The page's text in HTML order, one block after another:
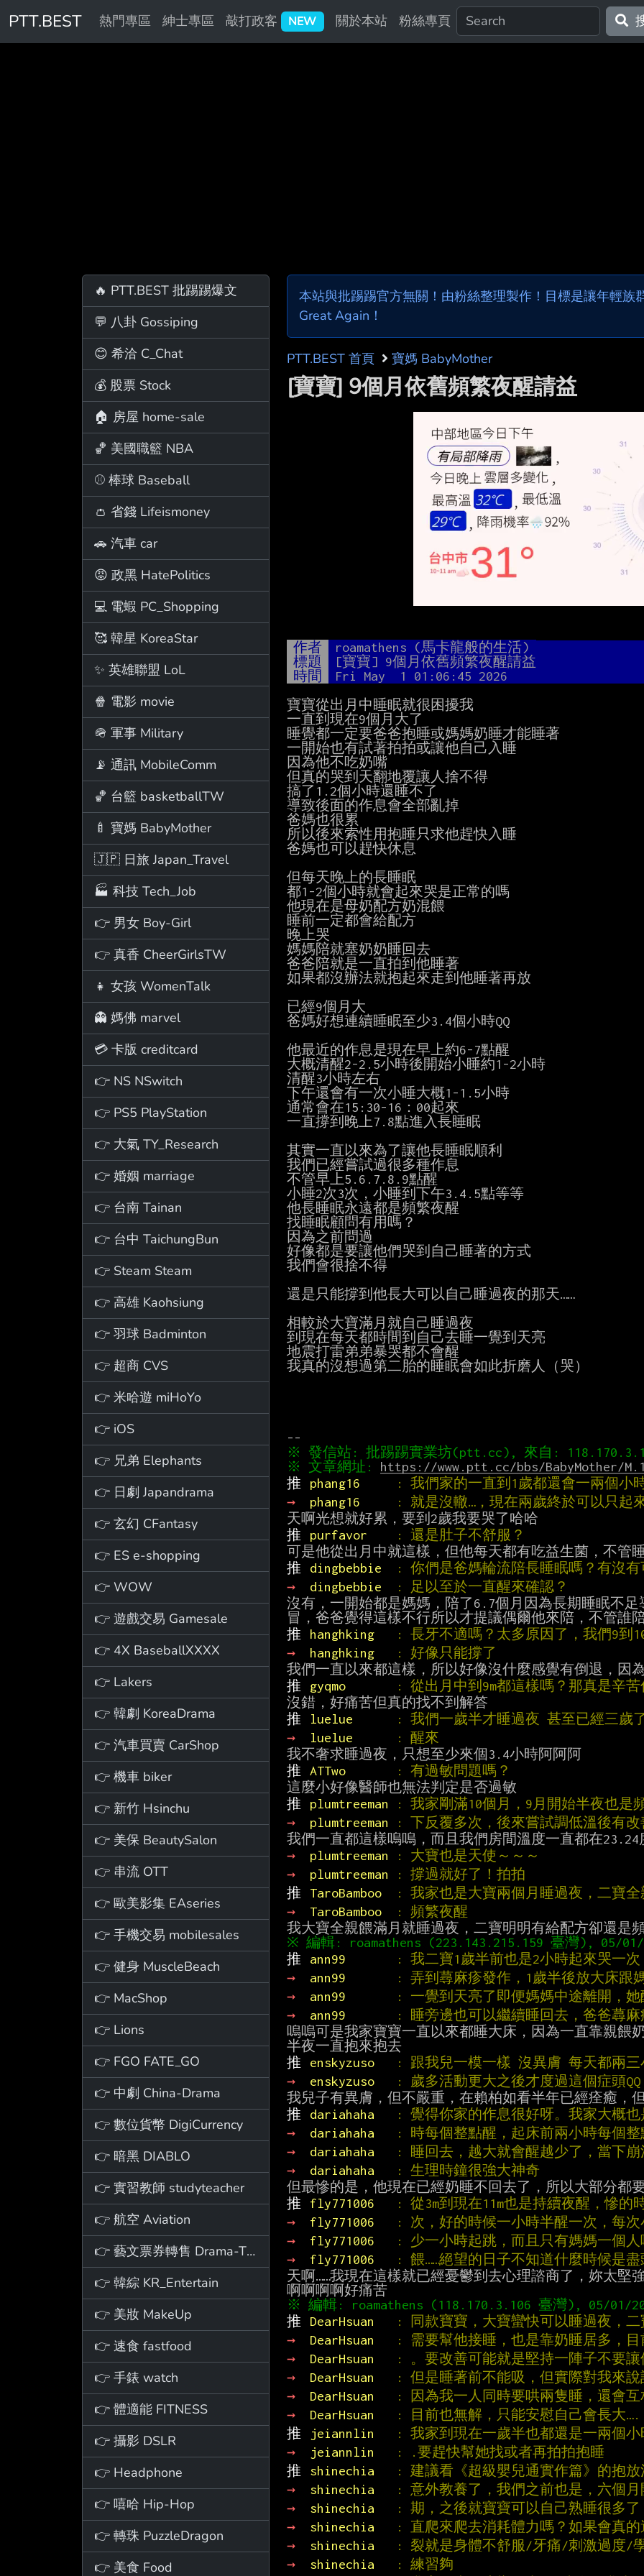
PTT.BEST 熱門專區 紳士專區 敲打政客 NEW 關於本站 粉絲專頁
🔥 PTT.BEST 批踢踢爆文
💬 八卦 Gossiping
😊 希洽 C_Chat
💰 股票 Stock
🏠 房屋 home-sale
🏀 美國職籃 NBA
⚾ 棒球 Baseball
👛 省錢 Lifeismoney
🚗 汽車 car
😡 政黑 HatePolitics
💻 電蝦 PC_Shopping
🥰 韓星 KoreaStar
✨ 英雄聯盟 LoL
🍿 電影 movie
🪖 軍事 Military
📡 通訊 MobileComm
🏀 台籃 basketballTW
🍼 寶媽 BabyMother
🇯🇵 日旅 Japan_Travel
🏭 科技 Tech_Job
👉 男女 Boy-Girl
👉 真香 CheerGirlsTW
👧 女孩 WomenTalk
👻 媽佛 marvel
💳 卡版 creditcard
👉 NS NSwitch
👉 PS5 PlayStation
👉 大氣 TY_Research
👉 婚姻 marriage
👉 台南 Tainan
👉 台中 TaichungBun
👉 Steam Steam
👉 高雄 Kaohsiung
👉 羽球 Badminton
👉 超商 CVS
👉 米哈遊 miHoYo
👉 iOS
👉 兄弟 Elephants
👉 日劇 Japandrama
👉 玄幻 CFantasy
👉 ES e-shopping
👉 WOW
👉 遊戲交易 Gamesale
👉 4X BaseballXXXX
👉 Lakers
👉 韓劇 KoreaDrama
👉 汽車買賣 CarShop
👉 機車 biker
👉 新竹 Hsinchu
👉 美保 BeautySalon
👉 串流 OTT
👉 歐美影集 EAseries
👉 手機交易 mobilesales
👉 健身 MuscleBeach
👉 MacShop
👉 Lions
👉 FGO FATE_GO
👉 中劇 China-Drama
👉 數位貨幣 DigiCurrency
👉 暗黑 DIABLO
👉 實習教師 studyteacher
👉 航空 Aviation
👉 藝文票券轉售 Drama-Ticket
👉 韓綜 KR_Entertain
👉 美妝 MakeUp
👉 速食 fastfood
👉 手錶 watch
👉 體適能 FITNESS
👉 攝影 DSLR
👉 Headphone
👉 嘻哈 Hip-Hop
👉 轉珠 PuzzleDragon
👉 美食 Food
本站與批踢踢官方無關！由粉絲整理製作！目標是讓年輕族
Great Again！
PTT.BEST 首頁 寶媽 BabyMother
[寶寶] 9個月依舊頻繁夜醒請益
作者 roamathens (馬卡龍般的生活)
標題
[寶寶] 9個月依舊頻繁夜醒請益
時間
Fri May  1 01:06:45 2026
寶寶從出月中睡眠就很困擾我
一直到現在9個月大了
睡覺都一定要爸爸抱睡或媽媽奶睡才能睡著
一開始也有試著拍拍或讓他自己入睡
因為他不吃奶嘴
但真的哭到天翻地覆讓人捨不得
搞了1.2個小時還睡不了
導致後面的作息會全部亂掉
爸媽也很累
所以後來索性用抱睡只求他趕快入睡
爸媽也可以趕快休息
但每天晚上的長睡眠
都1-2個小時就會起來哭是正常的嗎
他現在是母奶配方奶混餵
睡前一定都會給配方
晚上哭
媽媽陪就塞奶奶睡回去
爸爸陪就是一直拍到他睡著
如果都沒辦法就抱起來走到他睡著再放
已經9個月大
爸媽好想連續睡眠至少3.4個小時QQ
他最近的作息是現在早上約6-7點醒
大概清醒2-2.5小時後開始小睡約1-2小時
清醒3小時左右
下午還會有一次小睡大概1-1.5小時
通常會在15:30-16：00起來
一直撐到晚上7.8點進入長睡眠
其實一直以來為了讓他長睡眠順利
我們已經嘗試過很多種作息
不管早上5.6.7.8.9點醒
小睡2次3次，小睡到下午3.4.5點等等
他長睡眠永遠都是頻繁夜醒
找睡眠顧問有用嗎？
因為之前問過
好像都是要讓他們哭到自己睡著的方式
我們會很捨不得
還是只能撐到他長大可以自己睡過夜的那天……
相較於大寶滿月就自己睡過夜
到現在每天都時間到自己去睡一覺到天亮
地震打雷弟弟暴哭都不會醒
我真的沒想過第二胎的睡眠會如此折磨人（哭）
※ 文章網址: https://www.ptt.cc/bbs/BabyMother/
推
phang16 : 我們家的一直到1歲都還會一兩個小
→
phang16 : 就是沒轍…，現在兩歲終於可以只起
推
purfavor : 還是肚子不舒服？
推
dingbebbie : 你們是爸媽輪流陪長睡眠嗎？有沒有
→
dingbebbie : 足以至於一直醒來確認？
沒有，一開始都是媽媽，陪了6.7個月因為長期睡眠不
推
hanghking : 長牙不適嗎？太多原因了，我們9到
→
hanghking : 好像只能撐了
推
gyqmo : 從出月中到9m都這樣嗎？那真是辛苦
推
luelue : 我們一歲半才睡過夜 甚至已經三歲
→
luelue : 醒來
推 ATTwo : 有過敏問題嗎？
推
plumtreeman : 我家剛滿10個月，9月開始半夜也是
→
plumtreeman : 下反覆多次，後來嘗試調低溫後有改
→
plumtreeman : 大寶也是天使～～～
→
plumtreeman : 撐過就好了！拍拍
推
TaroBamboo : 我家也是大寶兩個月睡過夜，二寶全
→
TaroBamboo : 頻繁夜醒
推
ann99 : 我二寶1歲半前也是2小時起來哭一
→
ann99 : 弄到蕁麻疹發作，1歲半後放大床跟
→
ann99 : 一覺到天亮了即便媽媽中途離開，她
→
ann99 : 睡旁邊也可以繼續睡回去，爸爸蕁麻
嗚嗚可是我家寶寶一直以來都睡大床，因為一直靠親餵
推
enskyzuso : 跟我兒一模一樣 沒異膚 每天都兩
→
enskyzuso : 歲多活動更大之後才度過這個症頭QQ
推
dariahaha : 覺得你家的作息很好呀。我家大概
→
dariahaha : 時每個整點醒，起床前兩小時每個整
→
dariahaha : 睡回去，越大就會醒越少了，當下
→
dariahaha : 生理時鐘很強大神奇
推
fly771006 : 從3m到現在11m也是持續夜醒，慘的
→
fly771006 : 次，好的時候一小時半醒一次，每次
→
fly771006 : 少一小時起跳，而且只有媽媽一個人
→
fly771006 : 餵……絕望的日子不知道什麼時候是盡
天啊……我現在這樣就已經憂鬱到去心理諮商了，妳太堅
推
DearHsuan : 同款寶寶，大寶蠻快可以睡過夜，二
→
DearHsuan : 需要幫他接睡，也是靠奶睡居多，目
→
DearHsuan : 。要改善可能就是堅持一陣子不要讓
→
DearHsuan : 但是睡著前不能吸，但實際對我來說
→
DearHsuan : 因為我一人同時要哄兩隻睡，還會互
→
DearHsuan : 目前也無解，只能安慰自己會長大….
推
jeiannlin : 我家到現在一歲半也都還是一兩個小
→
jeiannlin : .要趕快幫她找或者再拍拍抱睡
推
shinechia : 建議看《超級嬰兒通實作篇》的抱放
→
shinechia : 意外教養了，我們之前也是，六個月
→
shinechia : 期，之後就寶寶可以自己熟睡很多了
→
shinechia : 直爬來爬去消耗體力嗎？如果會真
→
shinechia : 裂就是身體不舒服/牙痛/刺激過度/
→
shinechia : 練習夠